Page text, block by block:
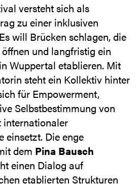
versteht sich als
zu einer inklusiven
will Brücken schlagen, die
und langfristig ein
Wuppertal etablieren. Mit
steht ein Kollektiv hinter
für Empowerment,
Selbstbestimmung von
einsetzt. Die enge
dem Pina Bausch
einen Dialog auf
etablierten Strukturen